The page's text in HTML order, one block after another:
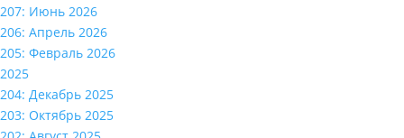
207: Июнь 2026
206: Апрель 2026
205: Февраль 2026
2025
204: Декабрь 2025
203: Октябрь 2025